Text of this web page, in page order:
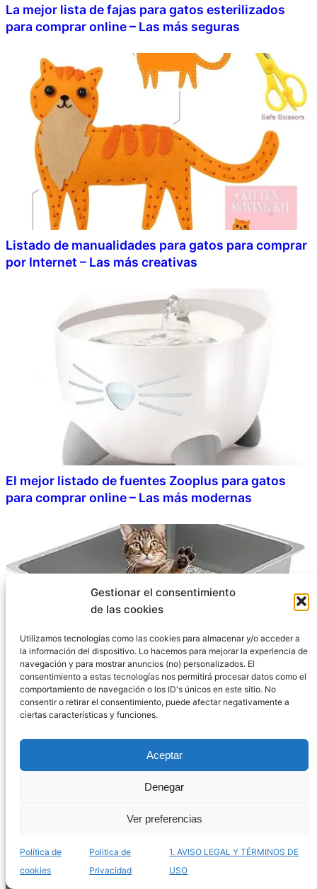
Gestionar el consentimiento
de las cookies
Utilizamos tecnologías como las cookies para almacenar y/o acceder a
la información del dispositivo. Lo hacemos para mejorar la experiencia de
navegación y para mostrar anuncios (no) personalizados. El
consentimiento a estas tecnologías nos permitirá procesar datos como el
comportamiento de navegación o los ID's únicos en este sitio. No
consentir o retirar el consentimiento, puede afectar negativamente a
ciertas características y funciones.
Aceptar
Denegar
Ver preferencias
Política de
cookies
Politica de
Privacidad
1. AVISO LEGAL Y TÉRMINOS DE
USO
La mejor lista de fajas para gatos esterilizados
para comprar online – Las más seguras
Listado de manualidades para gatos para comprar
por Internet – Las más creativas
El mejor listado de fuentes Zooplus para gatos
para comprar online – Las más modernas
El mejor listado de cajas para gatos para comprar